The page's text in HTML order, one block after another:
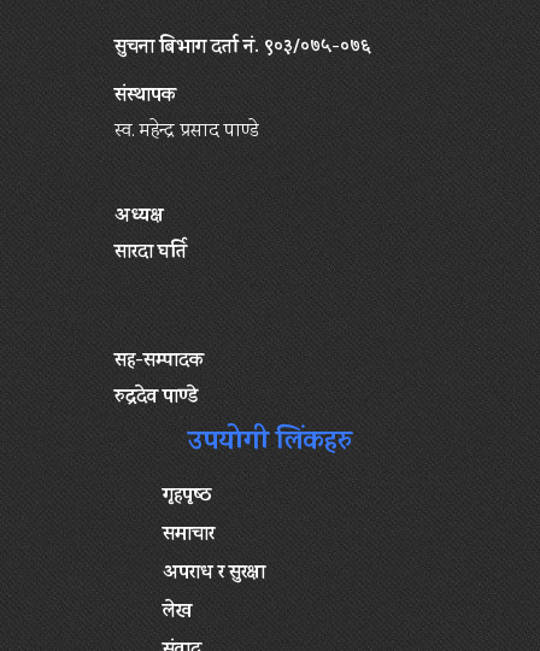
सुचना बिभाग दर्ता नं. ९०३/०७५-०७६
संस्थापक
स्व. महेन्द्र प्रसाद पाण्डे
अध्यक्ष
सारदा घर्ति
सह-सम्पादक
रुद्रदेव पाण्डे
उपयोगी लिंकहरु
गृहपृष्‍ठ
समाचार
अपराध र सुरक्षा
लेख